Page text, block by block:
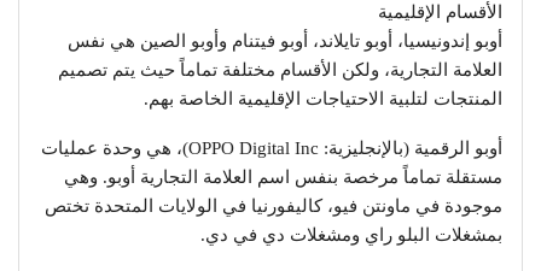
الأقسام الإقليمية
أوبو إندونيسيا، أوبو تايلاند، أوبو فيتنام وأوبو الصين هي نفس
العلامة التجارية، ولكن الأقسام مختلفة تماماً حيث يتم تصميم
المنتجات لتلبية الاحتياجات الإقليمية الخاصة بهم.
أوبو الرقمية (بالإنجليزية: OPPO Digital Inc)‏، هي وحدة عمليات
مستقلة تماماً مرخصة بنفس اسم العلامة التجارية أوبو. وهي
موجودة في ماونتن فيو، كاليفورنيا في الولايات المتحدة تختص
بمشغلات البلو راي ومشغلات دي في دي.